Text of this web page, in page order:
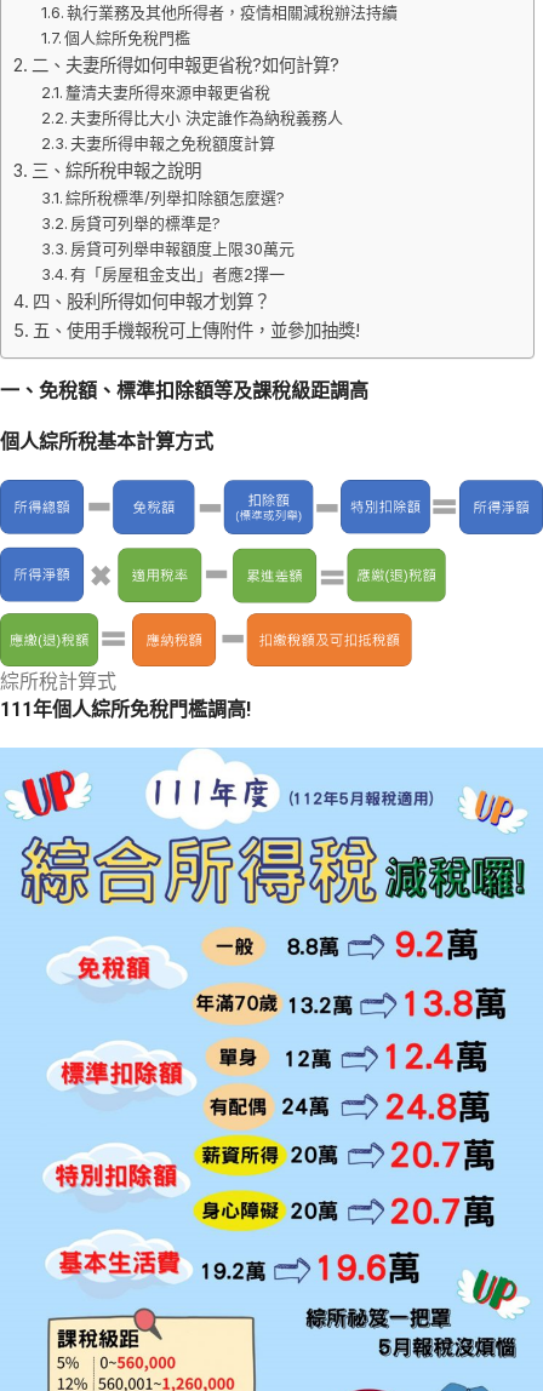
執行業務及其他所得者，疫情相關減稅辦法持續
個人綜所免稅門檻
二、夫妻所得如何申報更省稅?如何計算?
釐清夫妻所得來源申報更省稅
夫妻所得比大小 決定誰作為納稅義務人
夫妻所得申報之免稅額度計算
三、綜所稅申報之說明
綜所稅標準/列舉扣除額怎麼選?
房貸可列舉的標準是?
房貸可列舉申報額度上限30萬元
有「房屋租金支出」者應2擇一
四、股利所得如何申報才划算？
五、使用手機報稅可上傳附件，並參加抽獎!
一、免稅額、標準扣除額等及課稅級距調高
個人綜所稅基本計算方式
綜所稅計算式
111年個人綜所免稅門檻調高!